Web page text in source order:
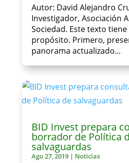
Autor: David Alejandro
Investigador, Asociación
Sociedad. Este texto
propósito. Primero,
panorama actualizado...
BID Invest prepara
borrador de Política
salvaguardas
Ago 27, 2019| Noticias